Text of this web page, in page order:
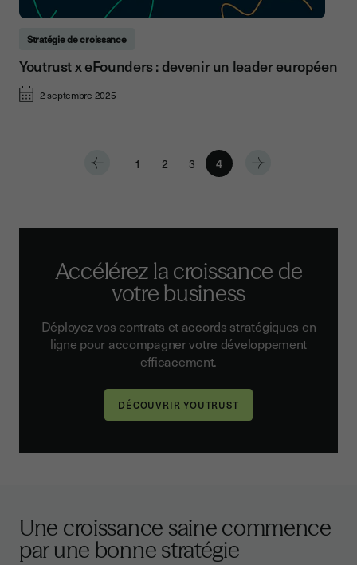
Stratégie de croissance
Youtrust x eFounders : devenir un leader européen
2 septembre 2025
1 2 3 4
Accélérez la croissance de
votre business
Déployez vos contrats et accords stratégiques en
ligne pour accompagner votre développement
efficacement.
Une croissance saine commence
par une bonne stratégie